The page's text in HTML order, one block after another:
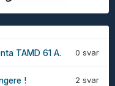
0 svar
TAMD 61 A.
2 svar
!